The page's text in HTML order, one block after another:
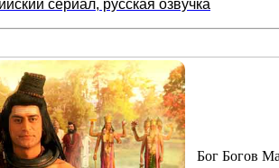
сериал, русская озвучка
Бог Богов